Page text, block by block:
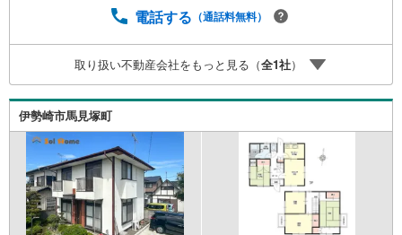
だけますとスムーズにご案内が可能です。＝＝＝＝＝＝＝
電話する （通話料無料）
取り扱い不動産会社をもっと見る（全1社）
伊勢崎市馬見塚町